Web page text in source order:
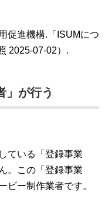
進機構.「ISUMにつ
2025-07-02）.
」が行う
ている「登録事業
。この「登録事業
ビー制作業者です。